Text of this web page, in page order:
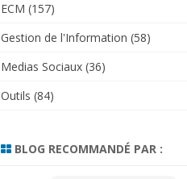
ECM (157)
Gestion de l'Information (58)
Medias Sociaux(36)
Outils (84)
BLOG RECOMMANDÉ PAR :